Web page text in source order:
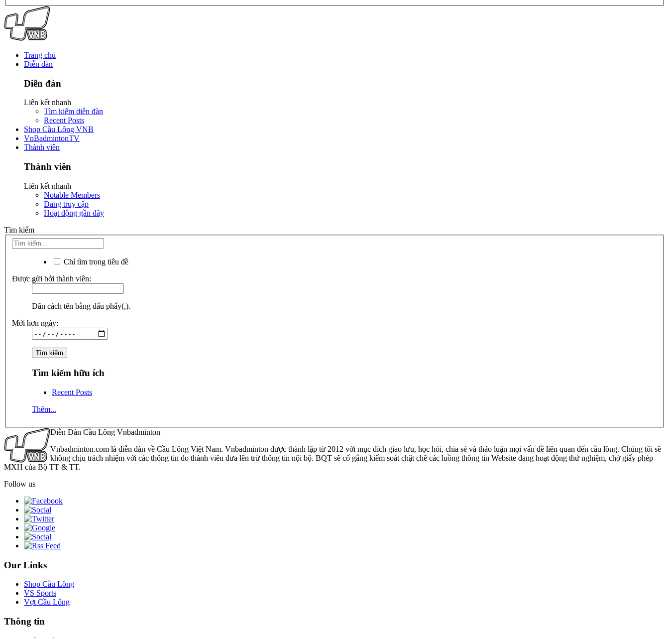
Trang chủ
Diễn đàn
Diễn đàn
Liên kết nhanh
Tìm kiếm diễn đàn
Recent Posts
Shop Cầu Lông VNB
VnBadmintonTV
Thành viên
Thành viên
Liên kết nhanh
Notable Members
Đang truy cập
Hoạt động gần đây
Tìm kiếm
Chỉ tìm trong tiêu đề
Được gửi bởi thành viên:
Dãn cách tên bằng dấu phẩy(,).
Mới hơn ngày:
Tìm kiếm hữu ích
Recent Posts
Thêm...
Diễn Đàn Cầu Lông Vnbadminton
Vnbadminton.com là diễn đàn về Cầu Lông Việt Nam. Vnbadminton được thành lập từ 2012 với mục đích giao lưu, học hỏi, chia sẻ và thảo luận mọi vấn đề liên quan đến cầu lông. Chúng tôi sẽ
không chịu trách nhiệm với các thông tin do thành viên đưa lên trừ thông tin nội bộ. BQT sẽ cố gắng kiểm soát chặt chẽ các luồng thông tin Website đang hoạt động thử nghiệm, chờ giấy phép
MXH của Bộ TT & TT.
Follow us
Our Links
Shop Cầu Lông
VS Sports
Vợt Cầu Lông
Thông tin